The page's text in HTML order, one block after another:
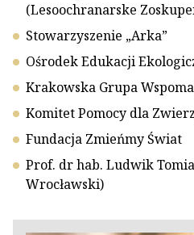
(Lesoochranarske
Stowarzyszenie „Arka”
Ośrodek Edukacji
Krakowska Grupa
Komitet Pomocy dla
Fundacja Zmieńmy Świat
Prof. dr hab. Ludwik
Wrocławski)